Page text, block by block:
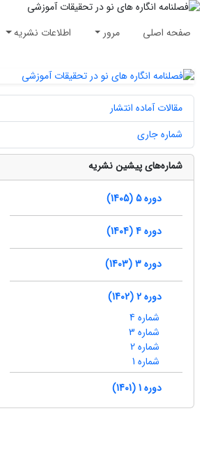
صفحه اصلی مرور اطلاعات نشریه
مقالات آماده انتشار
شماره جاری
شماره‌های پیشین نشریه
دوره 5 (1405)
دوره 4 (1404)
دوره 3 (1403)
دوره 2 (1402)
شماره 4
شماره 3
شماره 2
شماره 1
دوره 1 (1401)